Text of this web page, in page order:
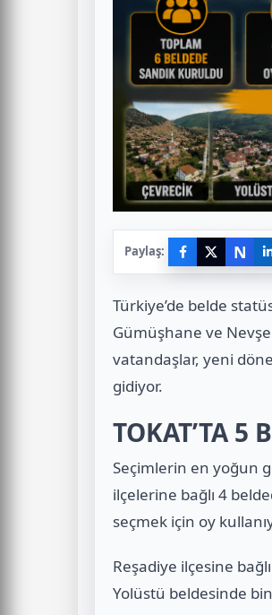
Paylaş: N
Türkiye’de belde
Gümüşhane ve
vatandaşlar, yeni
gidiyor.
TOKAT’TA 5
Seçimlerin en yoğun
ilçelerine bağlı 4
seçmek için oy
Reşadiye ilçesine
Yolüstü beldesinde